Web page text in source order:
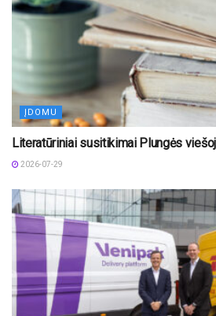
ĮDOMU
Literatūriniai susitikimai Plungės
2026-07-29